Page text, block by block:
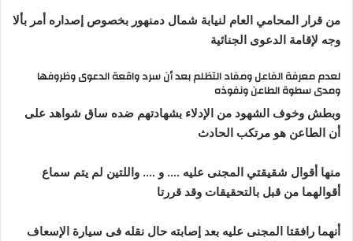
من قرار المحامي العام لنيابة شمال دمنهور بخصوص إصداره أمر بألا
وجه لإقامة الدعوى الجنائية
لعدم معرفة الفاعل ومفاد التظلم بعد أن سرد واقعة الدعوى وظروفها
ومدى سطوة الطاعن ونفوذه
وبطش وخوف الشهود من الإدلاء بشهادتهم ضده ساق شواهد على
أن الطاعن هو مرتكب الحادث
منها أقوال شقيقتي المجنى عليه …. و …. واللتين لم يتم سماع
أقوالهما من قبل بالتحقيقات وقد قررتا
أنهما رافقتا المجنى عليه بعد إصابته حال نقله فى سيارة الإسعاف